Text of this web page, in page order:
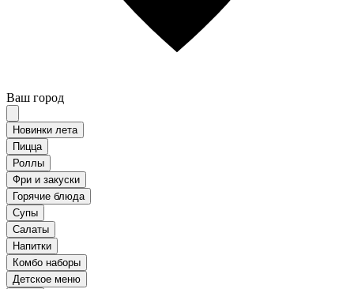
Ваш город
Новинки лета
Пицца
Роллы
Фри и закуски
Горячие блюда
Супы
Салаты
Напитки
Комбо наборы
Детское меню